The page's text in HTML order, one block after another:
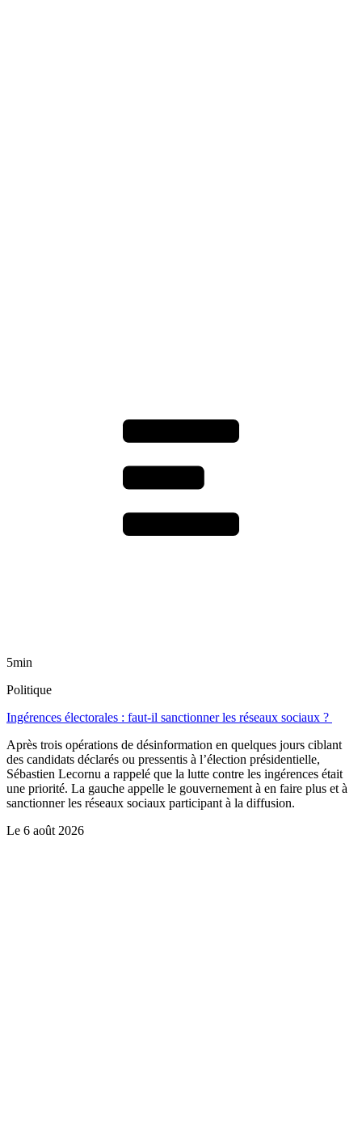
5min
Politique
Ingérences électorales : faut-il sanctionner les réseaux sociaux ?
Après trois opérations de désinformation en quelques jours ciblant
des candidats déclarés ou pressentis à l’élection présidentielle,
Sébastien Lecornu a rappelé que la lutte contre les ingérences était
une priorité. La gauche appelle le gouvernement à en faire plus et à
sanctionner les réseaux sociaux participant à la diffusion.
Le 6 août 2026